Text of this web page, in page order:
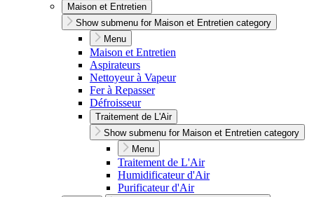
Maison et Entretien
Show submenu for Maison et Entretien category
Menu
Maison et Entretien
Aspirateurs
Nettoyeur à Vapeur
Fer à Repasser
Défroisseur
Traitement de L'Air
Show submenu for Maison et Entretien category
Menu
Traitement de L'Air
Humidificateur d'Air
Purificateur d'Air